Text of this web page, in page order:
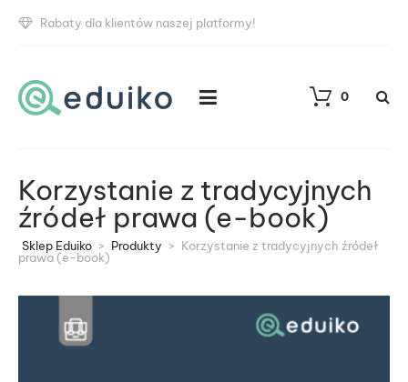
Rabaty dla klientów naszej platformy!
0
Korzystanie z tradycyjnych
źródeł prawa (e-book)
Sklep Eduiko > Produkty > Korzystanie z tradycyjnych źródeł
prawa (e-book)